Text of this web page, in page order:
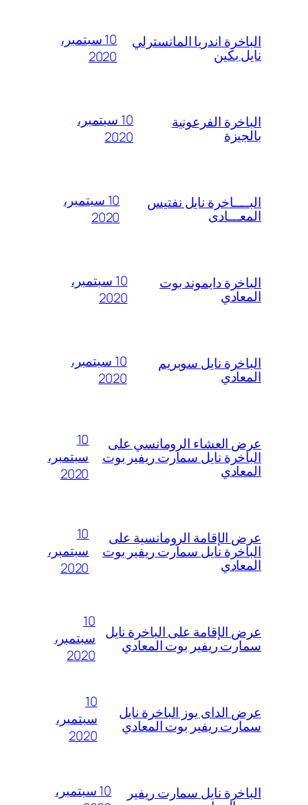
الباخرة اندريا المانسترلي
نايل بكين
10 سبتمبر،
2020
الباخرة الفرعونية
بالجيزة
10 سبتمبر،
2020
البــــاخرة نايل نفتيس
المعـــادى
10 سبتمبر،
2020
الباخرة دايموند بوت
المعادي
10 سبتمبر،
2020
الباخرة نايل سوبريم
المعادي
10 سبتمبر،
2020
عرض العشاء الرومانسي على
الباخرة نايل سمارت ريفير بوت
المعادي
10
سبتمبر،
2020
عرض الإقامة الرومانسية على
الباخرة نايل سمارت ريفير بوت
المعادي
10
سبتمبر،
2020
عرض الإقامة على الباخرة نايل
سمارت ريفير بوت المعادي
10
سبتمبر،
2020
عرض الداى يوز الباخرة نايل
سمارت ريفير بوت المعادي
10
سبتمبر،
2020
الباخرة نايل سمارت ريفير
10 سبتمبر،